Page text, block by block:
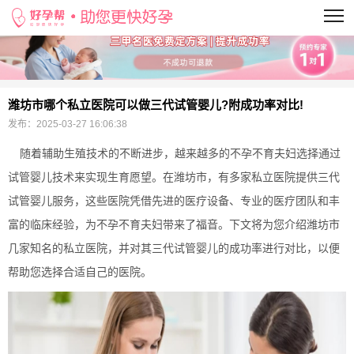
当前位置：
潍坊市哪个私立医院可以做三代试管婴儿?附成功率对比!
发布： 2025-03-27 16:06:38
随着辅助生殖技术的不断进步，越来越多的不孕不育夫妇选择通过
试管婴儿技术来实现生育愿望。在潍坊市，有多家私立医院提供三代
试管婴儿服务，这些医院凭借先进的医疗设备、专业的医疗团队和丰
富的临床经验，为不孕不育夫妇带来了福音。下文将为您介绍潍坊市
几家知名的私立医院，并对其三代试管婴儿的成功率进行对比，以便
帮助您选择合适自己的医院。